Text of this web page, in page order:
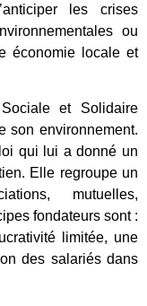
les crises
ou
économie locale et
Sociale et Solidaire
son environnement.
qui lui a donné un
Elle regroupe un
mutuelles,
fondateurs sont :
limitée, une
des salariés dans